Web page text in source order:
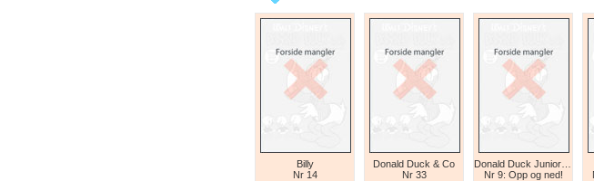
Billy
Nr 14
Donald Duck & Co
Nr 33
Nr 9: Opp og ned!